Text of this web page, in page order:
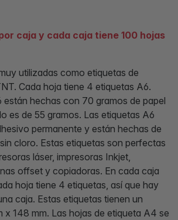
caja y cada caja tiene 100 hojas
utilizadas como etiquetas de
Cada hoja tiene 4 etiquetas A6.
están hechas con 70 gramos de papel
es de 55 gramos. Las etiquetas A6
permanente y están hechas de
cloro. Estas etiquetas son perfectas
láser, impresoras Inkjet,
offset y copiadoras. En cada caja
hoja tiene 4 etiquetas, así que hay
caja. Estas etiquetas tienen un
x 148 mm. Las hojas de etiqueta A4 se